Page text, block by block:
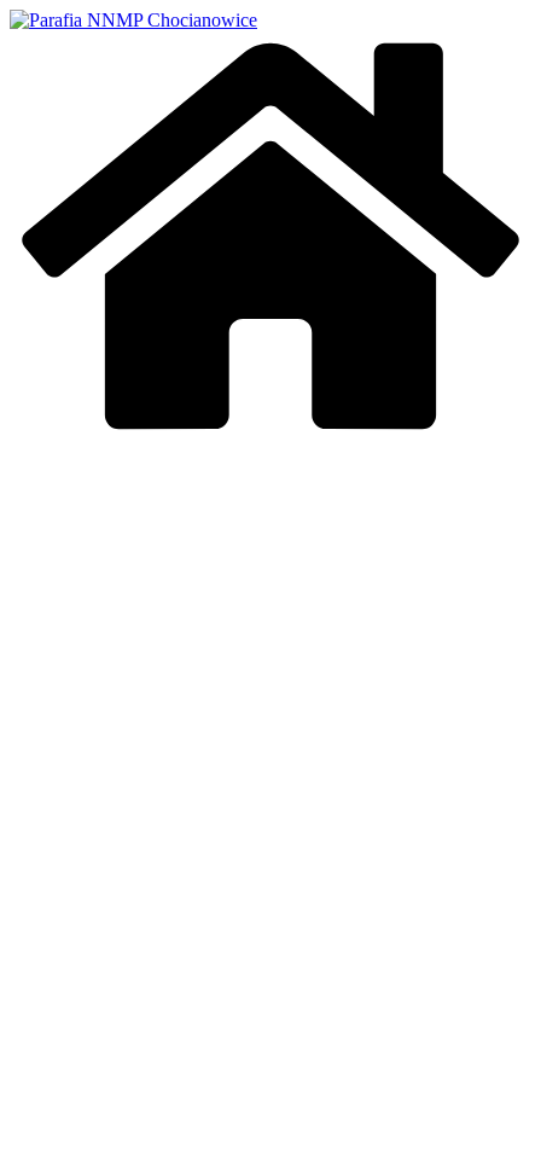
Przejdź